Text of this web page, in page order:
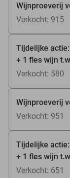
Wijnproeverij
Verkocht: 915
Tijdelijke
+ 1 fles wijn
Verkocht: 580
Wijnproeverij
Verkocht: 951
Tijdelijke
+ 1 fles wijn
Verkocht: 651